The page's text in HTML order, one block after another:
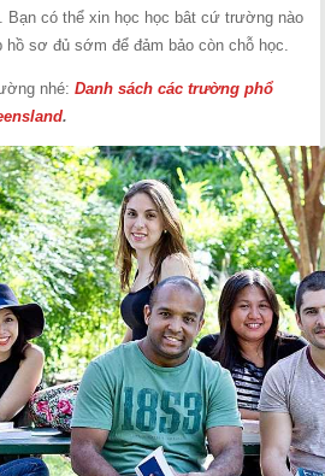
Bạn có thể xin học học bât cứ trường nào
hồ sơ đủ sớm để đảm bảo còn chỗ học.
nhé:Danh sách các trường phổ
.